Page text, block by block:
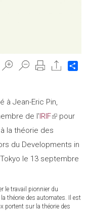
à Jean-Eric Pin,
de l' IRIF(link
is
external)
pour
la théorie des
du Developments in
le 13 septembre
le travail pionnier du
théorie des automates. Il est
portent sur la théorie des